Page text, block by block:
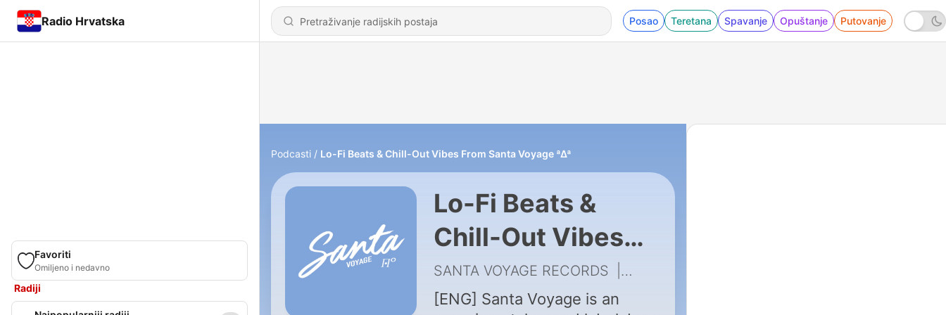
Radio Hrvatska Posao Teretana Spavanje Opuštanje Putovanje
Favoriti
Omiljeno i nedavno
Radiji
Podcasti Lo-Fi Beats & Chill-Out Vibes From Santa Voyage ª∆ª
Lo-Fi Beats &
Chill-Out Vibes
From Santa
Voyage ª∆ª
SANTA VOYAGE RECORDS 12 - S2 #4 episode Lo-Fi Beats & Chill-Out
[ENG] Santa Voyage is an